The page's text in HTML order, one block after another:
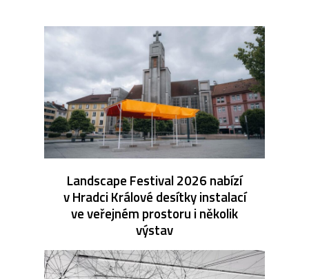
Landscape Festival 2026 nabízí
v Hradci Králové desítky instalací
ve veřejném prostoru i několik
výstav